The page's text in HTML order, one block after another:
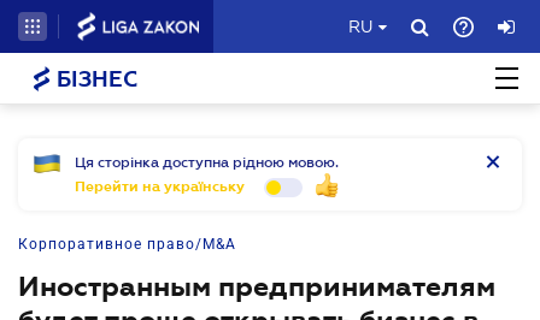
RU
БІЗНЕС
Ця сторінка доступна рідною мовою.
Перейти на українську
Корпоративное право/M&A
Иностранным предпринимателям